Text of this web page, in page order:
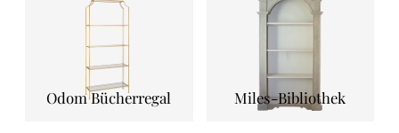
Odom Bücherregal Miles-Bibliothek